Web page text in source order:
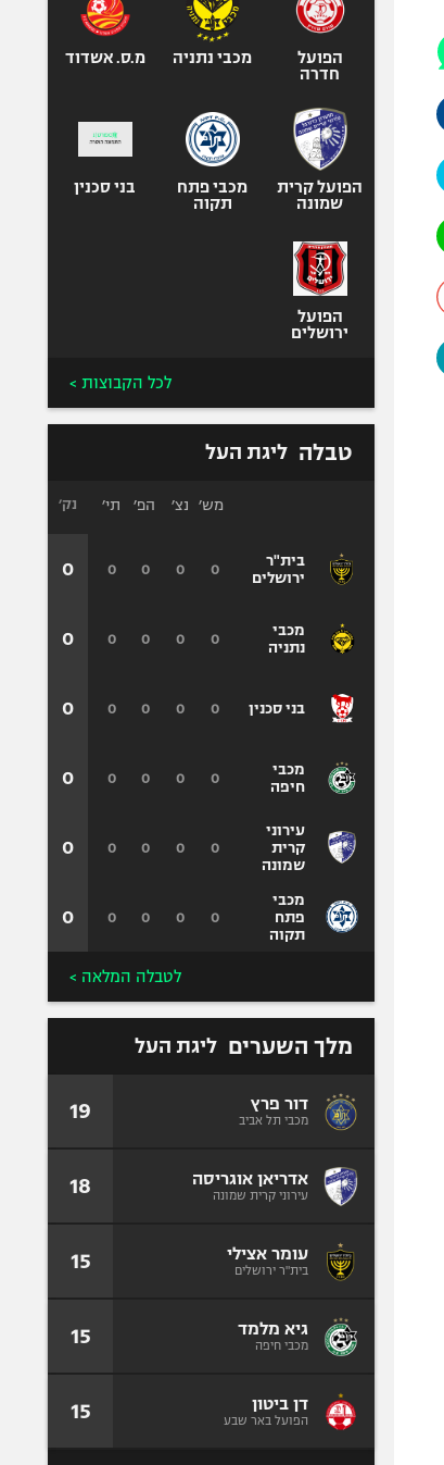
אופניים
ספורט מוטורי
פוטבול אמריקאי NFL
בייסבול MLB
ספורט אתגרי
ואקסטרים
הפועל
חדרה
מכבי נתניה מ.ס. אשדוד
הפועל קרית
שמונה
מכבי פתח
תקוה
בני סכנין
הפועל
ירושלים
לכל הקבוצות >
טבלה ליגת העל
בית"ר
ירושלים
מכבי
נתניה
בני סכנין
מכבי
חיפה
עירוני
קרית
שמונה
מכבי
פתח
תקוה
מש׳ נצ׳ הפ׳ תי׳
0
0
0
0
0
0
0
0
0
0
0
0
0
0
0
0
0
0
0
0
0
0
0
0
נק׳
0
0
0
0
0
0
לטבלה המלאה >
מלך השערים ליגת העל
דור פרץ
מכבי תל אביב 19
אדריאן אוגריסה
עירוני קרית שמונה 18
עומר אצילי
בית"ר ירושלים 15
גיא מלמד
מכבי חיפה 15
דן ביטון
הפועל באר שבע 15